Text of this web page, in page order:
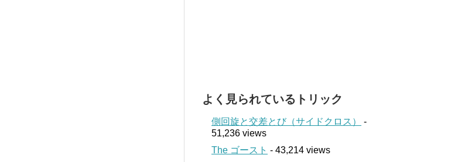
よく見られているトリック
側回旋と交差とび（サイドクロス）
-
51,236 views
The ゴースト - 43,214 views